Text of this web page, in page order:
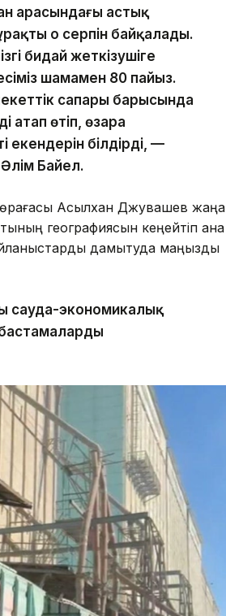
арасындағы астық
оң серпін байқалады.
бидай жеткізушіге
шамамен 80 пайыз.
сапары барысында
атап өтіп, өзара
екендерін білдірді, —
Байел.
Асылхан Джувашев жаңа
географиясын кеңейтіп қана
дамытуда маңызды
сауда-экономикалық